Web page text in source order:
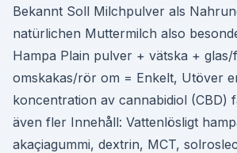
Bekannt Soll Milchpulver als
natürlichen Muttermilch also
Hampa Plain pulver + vätska +
omskakas/rör om = Enkelt, Utöver
koncentration av cannabidiol (CBD)
även fler Innehåll: Vattenlösligt
akaçiagummi, dextrin, MCT,